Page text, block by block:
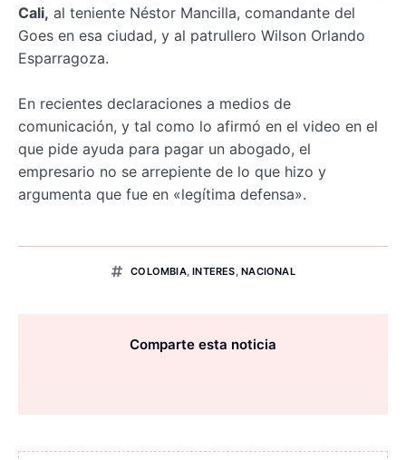
Cali, al teniente Néstor Mancilla, comandante del
Goes en esa ciudad, y al patrullero Wilson Orlando
Esparragoza.
En recientes declaraciones a medios de
comunicación, y tal como lo afirmó en el video en el
que pide ayuda para pagar un abogado, el
empresario no se arrepiente de lo que hizo y
argumenta que fue en «legítima defensa».
COLOMBIA,INTERES,NACIONAL
Comparte esta noticia